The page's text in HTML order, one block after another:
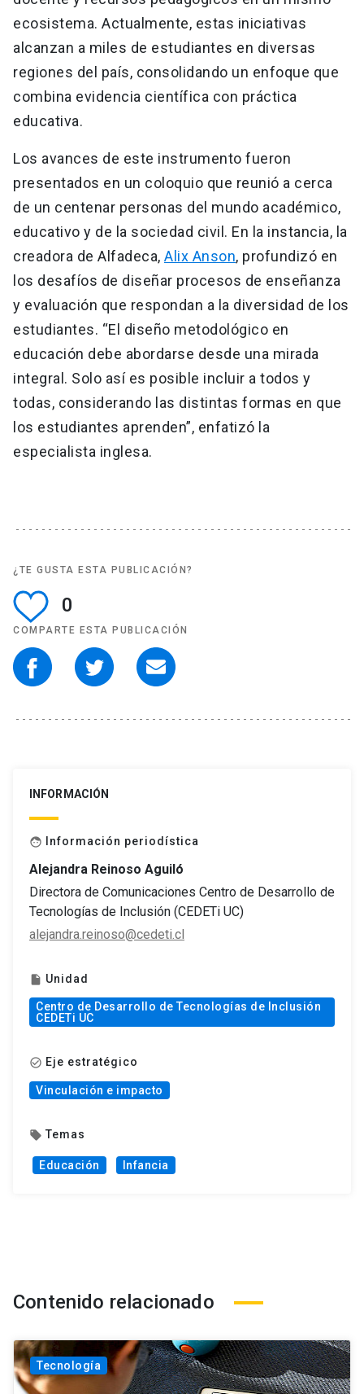
ecosistema. Actualmente, estas iniciativas
alcanzan a miles de estudiantes en diversas
regiones del país, consolidando un enfoque que
combina evidencia científica con práctica
educativa.
Los avances de este instrumento fueron
presentados en un coloquio que reunió a cerca
de un centenar personas del mundo académico,
educativo y de la sociedad civil. En la instancia, la
creadora de Alfadeca, Alix Anson, profundizó en
los desafíos de diseñar procesos de enseñanza
y evaluación que respondan a la diversidad de los
estudiantes. “El diseño metodológico en
educación debe abordarse desde una mirada
integral. Solo así es posible incluir a todos y
todas, considerando las distintas formas en que
los estudiantes aprenden”, enfatizó la
especialista inglesa.
¿TE GUSTA ESTA PUBLICACIÓN?
0
COMPARTE ESTA PUBLICACIÓN
INFORMACIÓN
face Información periodística
Alejandra Reinoso Aguiló
Directora de Comunicaciones Centro de Desarrollo de
Tecnologías de Inclusión (CEDETi UC)
alejandra.reinoso@cedeti.cl
insert_drive_file Unidad
Centro de Desarrollo de Tecnologías de Inclusión
CEDETi UC
check_circle_outline Eje estratégico
Vinculación e impacto
local_offer Temas
Educación Infancia
Contenido relacionado
Tecnología